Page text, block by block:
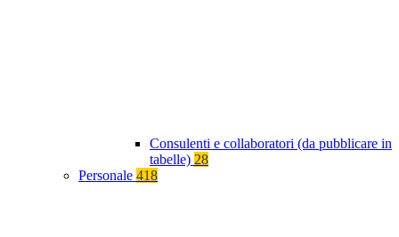
Consulenti e collaboratori (da pubblicare in
tabelle) 28
Personale 418